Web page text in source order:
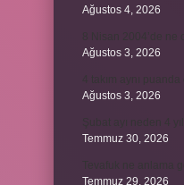
Ağustos 4, 2026
Ağustos 3, 2026
Ağustos 3, 2026
Temmuz 30, 2026
Temmuz 29, 2026